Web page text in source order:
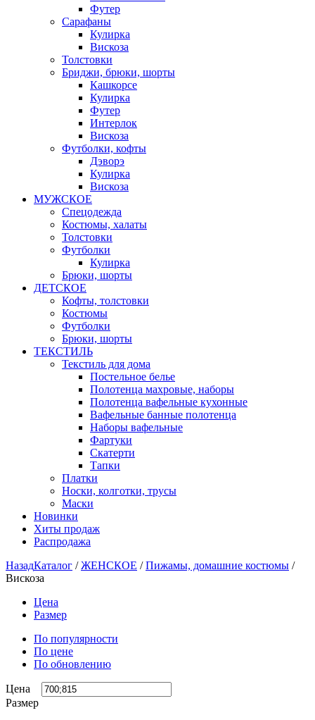
Футер
Сарафаны
Кулирка
Вискоза
Толстовки
Бриджи, брюки, шорты
Кашкорсе
Кулирка
Футер
Интерлок
Вискоза
Футболки, кофты
Дэворэ
Кулирка
Вискоза
МУЖСКОЕ
Спецодежда
Костюмы, халаты
Толстовки
Футболки
Кулирка
Брюки, шорты
ДЕТСКОЕ
Кофты, толстовки
Костюмы
Футболки
Брюки, шорты
ТЕКСТИЛЬ
Текстиль для дома
Постельное белье
Полотенца махровые, наборы
Полотенца вафельные кухонные
Вафельные банные полотенца
Наборы вафельные
Фартуки
Скатерти
Тапки
Платки
Носки, колготки, трусы
Маски
Новинки
Хиты продаж
Распродажа
НазадКаталог /ЖЕНСКОЕ /Пижамы, домашние костюмы /
Вискоза
Цена
Размер
По популярности
По цене
По обновлению
Цена
Размер